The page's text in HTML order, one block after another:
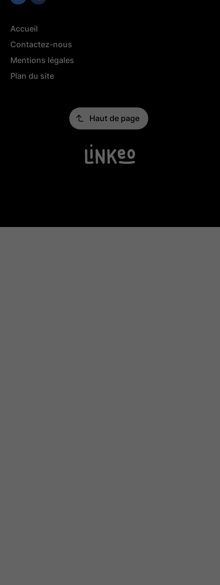
Accueil
Contactez-nous
Mentions légales
Plan du site
Haut de page